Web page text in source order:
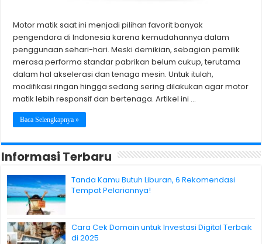
Motor matik saat ini menjadi pilihan favorit banyak
pengendara di Indonesia karena kemudahannya dalam
penggunaan sehari-hari. Meski demikian, sebagian pemilik
merasa performa standar pabrikan belum cukup, terutama
dalam hal akselerasi dan tenaga mesin. Untuk itulah,
modifikasi ringan hingga sedang sering dilakukan agar motor
matik lebih responsif dan bertenaga. Artikel ini …
Baca Selengkapnya »
Informasi Terbaru
Tanda Kamu Butuh Liburan, 6 Rekomendasi
Tempat Pelariannya!
Cara Cek Domain untuk Investasi Digital Terbaik
di 2025